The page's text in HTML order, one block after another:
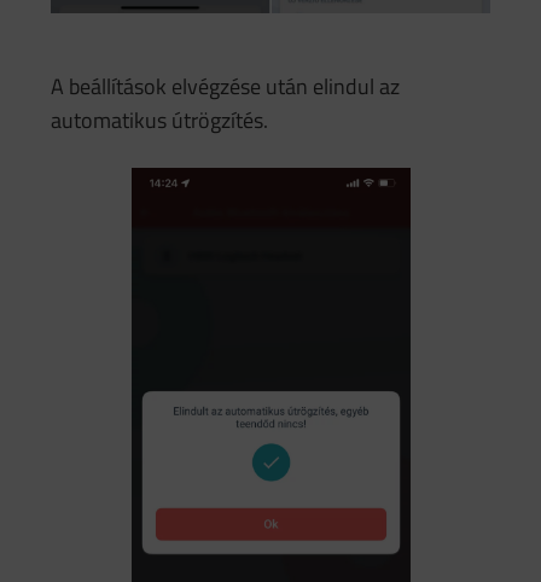
A beállítások elvégzése után elindul az
automatikus útrögzítés.